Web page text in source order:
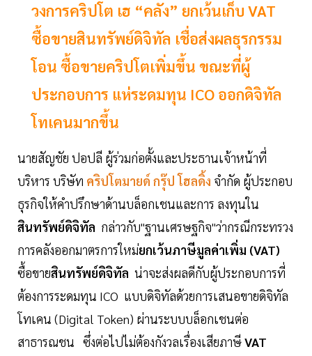
วงการคริปโต เฮ “คลัง” ยกเว้นเก็บ VAT
ซื้อขายสินทรัพย์ดิจิทัล เชื่อส่งผลธุรกรรม
โอน ซื้อขายคริปโตเพิ่มขึ้น ขณะที่ผู้
ประกอบการ แห่ระดมทุน ICO ออกดิจิทัล
โทเคนมากขึ้น
นายสัญชัย ปอปลี ผู้ร่วมก่อตั้งและประธานเจ้าหน้าที่
บริหาร บริษัท คริปโตมายด์ กรุ๊ป โฮลดิ้ง จำกัด ผู้ประกอบ
ธุรกิจให้คำปรึกษาด้านบล็อกเชนและการ ลงทุนใน
สินทรัพย์ดิจิทัล กล่าวกับ"ฐานเศรษฐกิจ"ว่ากรณีกระทรวง
การคลังออกมาตรการใหม่ยกเว้นภาษีมูลค่าเพิ่ม (VAT)
ซื้อขายสินทรัพย์ดิจิทัล น่าจะส่งผลดีกับผู้ประกอบการที่
ต้องการระดมทุน ICO แบบดิจิทัลด้วยการเสนอขายดิจิทัล
โทเคน (Digital Token) ผ่านระบบบล็อกเชนต่อ
สาธารณชน ซึ่งต่อไปไม่ต้องกังวลเรื่องเสียภาษีVAT